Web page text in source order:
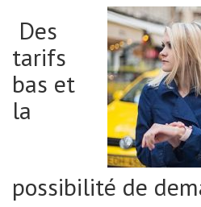
Des
tarifs
bas et
la
possibilité de